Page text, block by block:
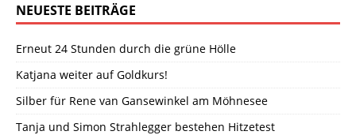
NEUESTE BEITRÄGE
Erneut 24 Stunden durch die grüne Hölle
Katjana weiter auf Goldkurs!
Silber für Rene van Gansewinkel am Möhnesee
Tanja und Simon Strahlegger bestehen Hitzetest